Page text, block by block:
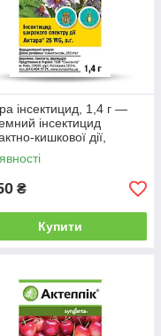
покупцям?
продажем
орієнтуємося в
навчимо
інсектицид, 1,4 г —
інсектицид
кишкової дії,
₴
Купити